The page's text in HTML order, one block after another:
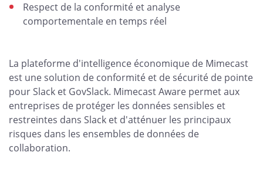
Respect de la conformité et analyse
comportementale en temps réel
La plateforme d'intelligence économique de Mimecast
est une solution de conformité et de sécurité de pointe
pour Slack et GovSlack. Mimecast Aware permet aux
entreprises de protéger les données sensibles et
restreintes dans Slack et d'atténuer les principaux
risques dans les ensembles de données de
collaboration.